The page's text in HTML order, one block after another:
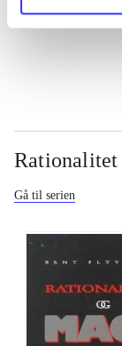
Rationalitet
Gå til serien